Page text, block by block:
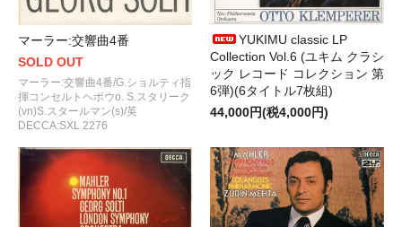
マーラー:交響曲4番
SOLD OUT
マーラー:交響曲4番/G.ショルティ指
揮コンセルトヘボウo. S.スタリーク
(vn)S.スタールマン(s)/英
DECCA:SXL 2276
YUKIMU classic LP
Collection Vol.6 (ユキム クラシ
ック レコード コレクション 第
6弾)(6タイトル7枚組)
44,000円(税4,000円)